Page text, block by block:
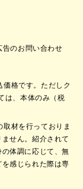
告のお問い合わせ
格です。ただしク
は、本体のみ（税
材を行っておりま
せん。紹介されて
体調に応じて、無
感じられた際は専